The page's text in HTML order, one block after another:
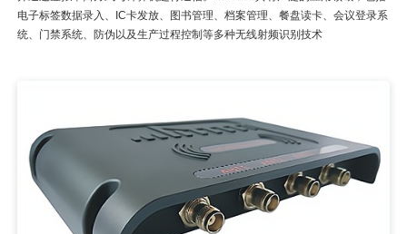
电子标签数据录入、IC卡发放、图书管理、档案管理、餐盘读卡、会议登录系
统、门禁系统、防伪以及生产过程控制等多种无线射频识别技术